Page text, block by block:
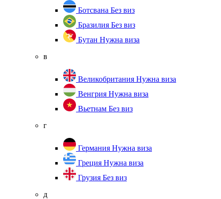
Ботсвана Без виз
Бразилия Без виз
Бутан Нужна виза
в
Великобритания Нужна виза
Венгрия Нужна виза
Вьетнам Без виз
г
Германия Нужна виза
Греция Нужна виза
Грузия Без виз
д